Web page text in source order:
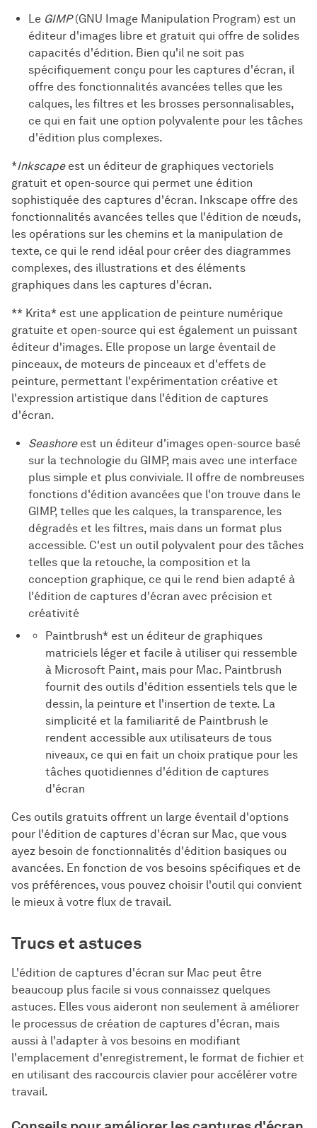
Le GIMP(GNU Image Manipulation Program) est un
éditeur d'images libre et gratuit qui offre de solides
capacités d'édition. Bien qu'il ne soit pas
spécifiquement conçu pour les captures d'écran, il
offre des fonctionnalités avancées telles que les
calques, les filtres et les brosses personnalisables,
ce qui en fait une option polyvalente pour les tâches
d'édition plus complexes.
*Inkscapeest un éditeur de graphiques vectoriels
gratuit et open-source qui permet une édition
sophistiquée des captures d'écran. Inkscape offre des
fonctionnalités avancées telles que l'édition de nœuds,
les opérations sur les chemins et la manipulation de
texte, ce qui le rend idéal pour créer des diagrammes
complexes, des illustrations et des éléments
graphiques dans les captures d'écran.
** Krita* est une application de peinture numérique
gratuite et open-source qui est également un puissant
éditeur d'images. Elle propose un large éventail de
pinceaux, de moteurs de pinceaux et d'effets de
peinture, permettant l'expérimentation créative et
l'expression artistique dans l'édition de captures
d'écran.
Seashoreest un éditeur d'images open-source basé
sur la technologie du GIMP, mais avec une interface
plus simple et plus conviviale. Il offre de nombreuses
fonctions d'édition avancées que l'on trouve dans le
GIMP, telles que les calques, la transparence, les
dégradés et les filtres, mais dans un format plus
accessible. C'est un outil polyvalent pour des tâches
telles que la retouche, la composition et la
conception graphique, ce qui le rend bien adapté à
l'édition de captures d'écran avec précision et
créativité
Paintbrush* est un éditeur de graphiques
matriciels léger et facile à utiliser qui ressemble
à Microsoft Paint, mais pour Mac. Paintbrush
fournit des outils d'édition essentiels tels que le
dessin, la peinture et l'insertion de texte. La
simplicité et la familiarité de Paintbrush le
rendent accessible aux utilisateurs de tous
niveaux, ce qui en fait un choix pratique pour les
tâches quotidiennes d'édition de captures
d'écran
Ces outils gratuits offrent un large éventail d'options
pour l'édition de captures d'écran sur Mac, que vous
ayez besoin de fonctionnalités d'édition basiques ou
avancées. En fonction de vos besoins spécifiques et de
vos préférences, vous pouvez choisir l'outil qui convient
le mieux à votre flux de travail.
Trucs et astuces
L'édition de captures d'écran sur Mac peut être
beaucoup plus facile si vous connaissez quelques
astuces. Elles vous aideront non seulement à améliorer
le processus de création de captures d'écran, mais
aussi à l'adapter à vos besoins en modifiant
l'emplacement d'enregistrement, le format de fichier et
en utilisant des raccourcis clavier pour accélérer votre
travail.